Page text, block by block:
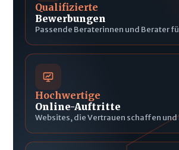
Qualifizierte
Bewerbungen
Passende Beraterinnen und Berater
Hochwertige
Online-Auftritte
Websites, die Vertrauen schaffen